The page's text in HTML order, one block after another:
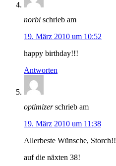
norbi schrieb am
19. März 2010 um 10:52
happy birthday!!!
Antworten
optimizer schrieb am
19. März 2010 um 11:38
Allerbeste Wünsche, Storch!!
auf die näxten 38!